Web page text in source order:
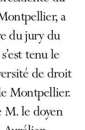
a
du jury du
tenu le
de droit
Montpellier.
M. le doyen